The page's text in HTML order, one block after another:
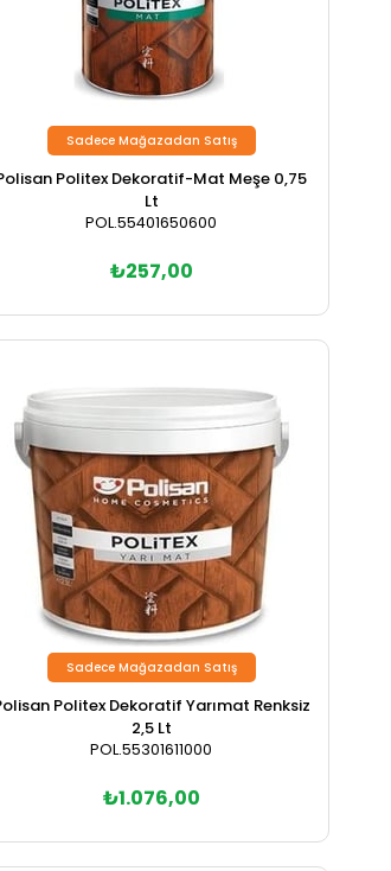
Politex Dekoratif-Mat Meşe 0,75
Lt
POL.55401650600
₺257,00
Sadece Mağazadan Satış
Politex Dekoratif Yarımat Renksiz
2,5 Lt
POL.55301611000
₺1.076,00
Sadece Mağazadan Satış